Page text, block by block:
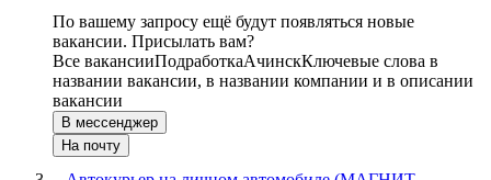
По вашему запросу ещё будут появляться новые
вакансии. Присылать вам?
Все вакансииПодработкаАчинскКлючевые слова в
названии вакансии, в названии компании и в описании
вакансии
В мессенджер
На почту